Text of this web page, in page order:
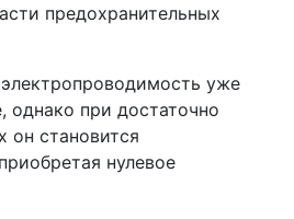
предохранительных
уже
однако при достаточно
он становится
нулевое